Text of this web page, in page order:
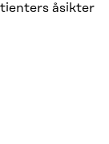
åsikter